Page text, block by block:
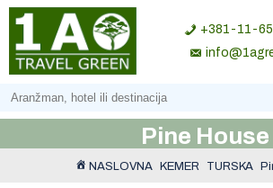
+381-11-
Pine House
NASLOVNA KEMER TURSKA